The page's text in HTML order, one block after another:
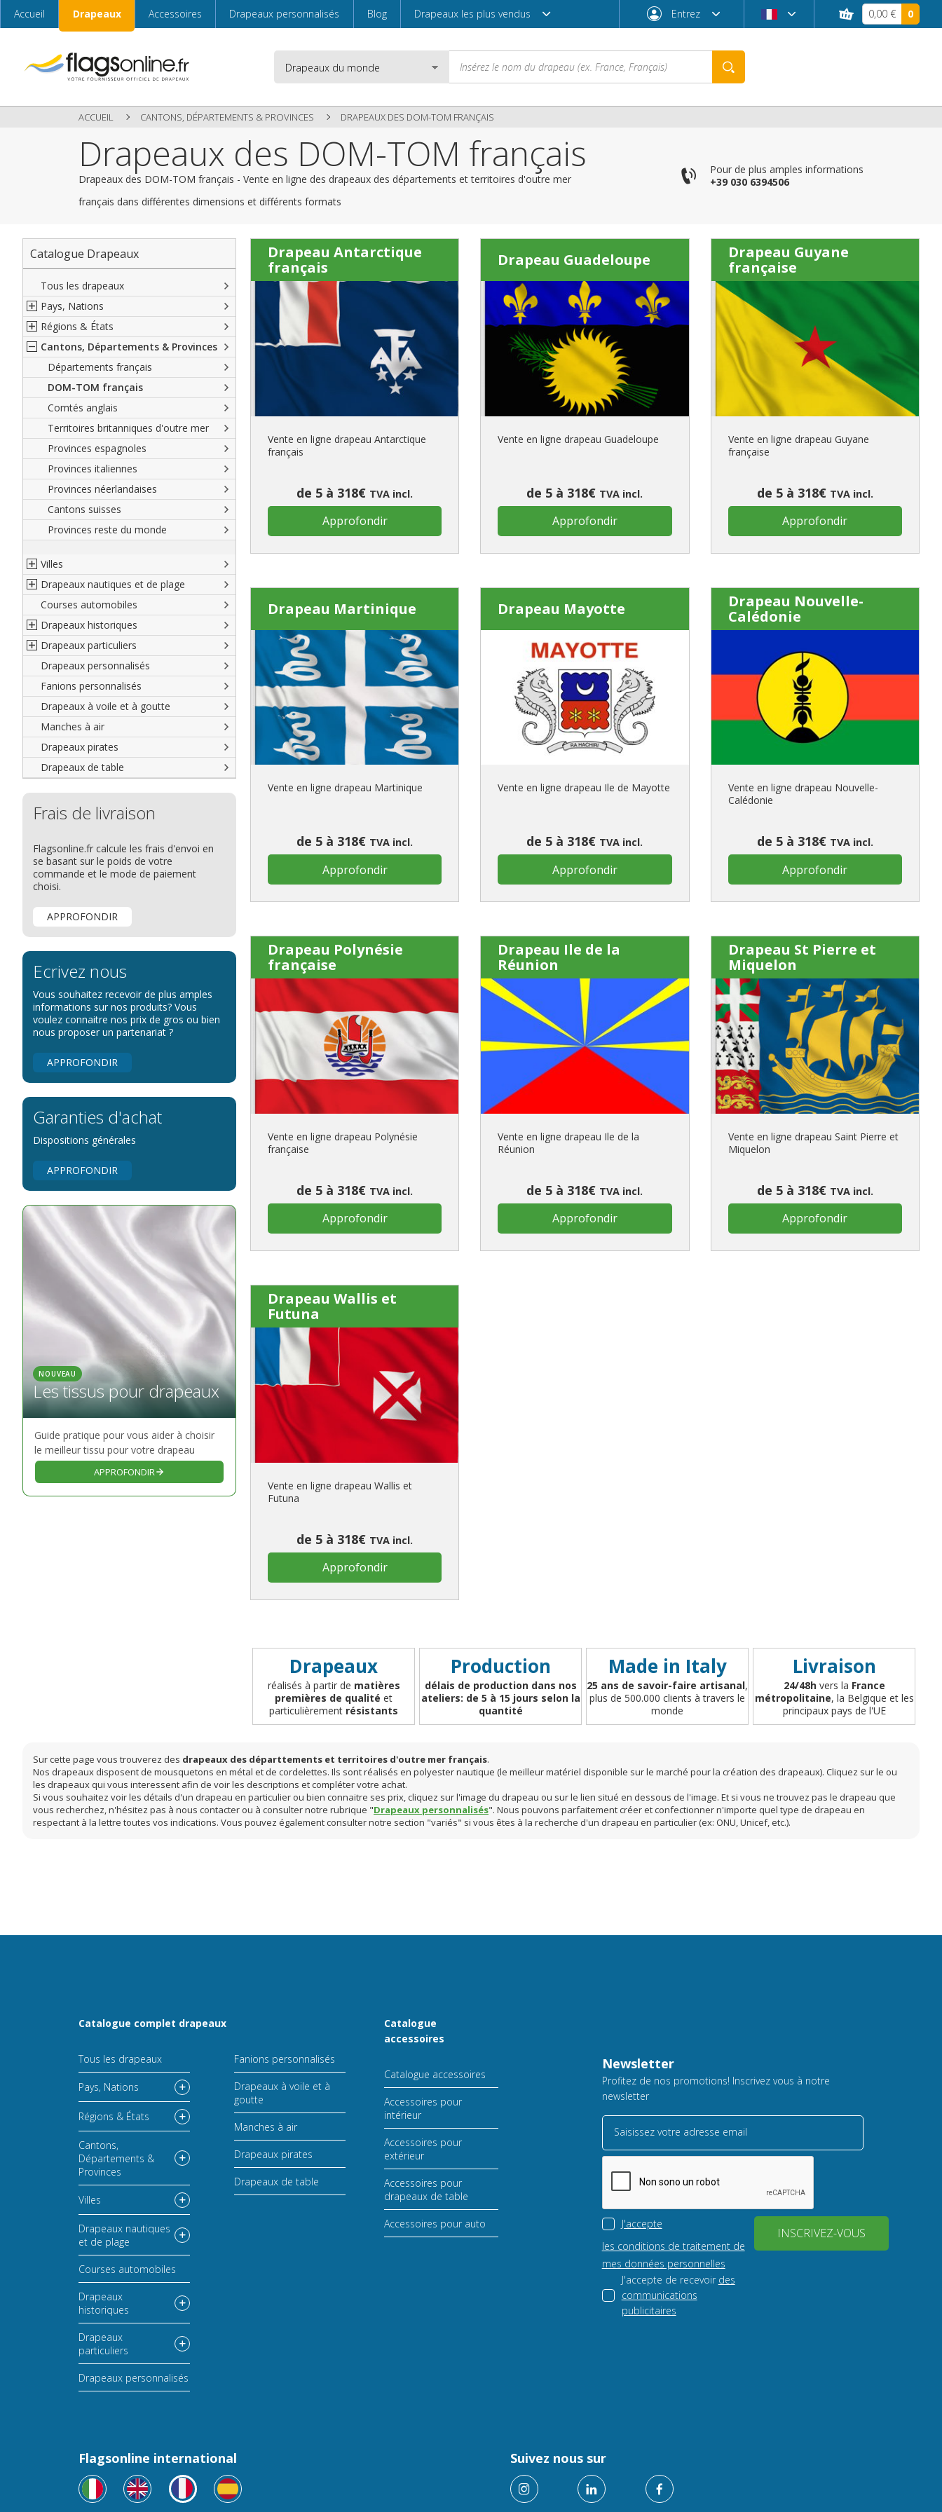
Accueil Drapeaux Accessoires Drapeaux personnalisés Blog Drapeaux les plus vendus Entrez
Email
Entrez Mot de passe oublié ?
Enregistrez vous si il s’agit de
votre première commande
0,00 € 0
ACCUEIL CANTONS, DÉPARTEMENTS & PROVINCES DRAPEAUX DES DOM-TOM FRANÇAIS
Drapeaux des DOM-TOM français
Drapeaux des DOM-TOM français - Vente en ligne des drapeaux des départements et territoires d'outre mer
français dans différentes dimensions et différents formats
Pour de plus amples informations
+39 030 6394506
Catalogue Drapeaux
Tous les drapeaux
Pays, Nations
Amérique du Nord
Amérique du Sud
Europe
Afrique
Asie
Océanie
Régions & États
Régions françaises
Régions allemandes
Régions autrichiennes
Régions espagnoles
Régions italiennes
Territoires canadiens
Etats U.S.A.
Régions reste du monde
Cantons, Départements & Provinces
Départements français
DOM-TOM français
Comtés anglais
Territoires britanniques d'outre mer
Provinces espagnoles
Provinces italiennes
Provinces néerlandaises
Cantons suisses
Provinces reste du monde
Villes
Villes françaises
Villes allemandes
Villes espagnoles
Villes italiennes
Villes reste du monde
Drapeaux nautiques et de plage
Marines marchandes et militaires
Code maritime international
Grand pavois
Drapeaux de plage
Drapeaux de courtoisie
Courses automobiles
Drapeaux historiques
Américains
Britanniques
Français
Italiens
Reste du monde
Drapeaux particuliers
Drapeaux diplomatiques
Drapeaux organisations
internationales
Drapeaux publicitaires
Drapeaux groupes ethniques &
nations non reconnues
Drapeaux personnalisés
Fanions personnalisés
Drapeaux à voile et à goutte
Manches à air
Drapeaux pirates
Drapeaux de table
Frais de livraison
Flagsonline.fr calcule les frais d'envoi en
se basant sur le poids de votre
commande et le mode de paiement
choisi.
APPROFONDIR
Ecrivez nous
Vous souhaitez recevoir de plus amples
informations sur nos produits? Vous
voulez connaitre nos prix de gros ou bien
nous proposer un partenariat ?
APPROFONDIR
Garanties d'achat
Dispositions générales
APPROFONDIR
NOUVEAU
Les tissus pour drapeaux
Guide pratique pour vous aider à choisir
le meilleur tissu pour votre drapeau
APPROFONDIR
Drapeau Antarctique
français
Vente en ligne drapeau Antarctique
français
de 5 à 318€ TVA incl.
Approfondir
Drapeau Guadeloupe
Vente en ligne drapeau Guadeloupe
de 5 à 318€ TVA incl.
Approfondir
Drapeau Guyane
française
Vente en ligne drapeau Guyane
française
de 5 à 318€ TVA incl.
Approfondir
Drapeau Martinique
Vente en ligne drapeau Martinique
de 5 à 318€ TVA incl.
Approfondir
Drapeau Mayotte
Vente en ligne drapeau Ile de Mayotte
de 5 à 318€ TVA incl.
Approfondir
Drapeau Nouvelle-
Calédonie
Vente en ligne drapeau Nouvelle-
Calédonie
de 5 à 318€ TVA incl.
Approfondir
Drapeau Polynésie
française
Vente en ligne drapeau Polynésie
française
de 5 à 318€ TVA incl.
Approfondir
Drapeau Ile de la
Réunion
Vente en ligne drapeau Ile de la
Réunion
de 5 à 318€ TVA incl.
Approfondir
Drapeau St Pierre et
Miquelon
Vente en ligne drapeau Saint Pierre et
Miquelon
de 5 à 318€ TVA incl.
Approfondir
Drapeau Wallis et
Futuna
Vente en ligne drapeau Wallis et
Futuna
de 5 à 318€ TVA incl.
Approfondir
Drapeaux
réalisés à partir de matières
premières de qualité et
particulièrement résistants
Production
délais de production dans nos
ateliers: de 5 à 15 jours selon la
quantité
Made in Italy
25 ans de savoir-faire artisanal,
plus de 500.000 clients à travers le
monde
Livraison
24/48hvers la France
métropolitaine, la Belgique et les
principaux pays de l'UE
Sur cette page vous trouverez des drapeaux des départtements et territoires d'outre mer français.
Nos drapeaux disposent de mousquetons en métal et de cordelettes. Ils sont réalisés en polyester nautique (le meilleur matériel disponible sur le marché pour la création des drapeaux). Cliquez sur le ou
les drapeaux qui vous interessent afin de voir les descriptions et compléter votre achat.
Si vous souhaitez voir les détails d'un drapeau en particulier ou bien connaitre ses prix, cliquez sur l'image du drapeau ou sur le lien situé en dessous de l'image. Et si vous ne trouvez pas le drapeau que
vous recherchez, n'hésitez pas à nous contacter ou à consulter notre rubrique "Drapeaux personnalisés". Nous pouvons parfaitement créer et confectionner n'importe quel type de drapeau en
respectant à la lettre toutes vos indications. Vous pouvez également consulter notre section "variés" si vous êtes à la recherche d'un drapeau en particulier (ex: ONU, Unicef, etc.).
Catalogue complet drapeaux
Tous les drapeaux
Pays, Nations
Régions & États
Cantons,
Départements &
Provinces
Villes
Drapeaux nautiques
et de plage
Courses automobiles
Drapeaux
historiques
Drapeaux
particuliers
Drapeaux personnalisés
Fanions personnalisés
Drapeaux à voile et à
goutte
Manches à air
Drapeaux pirates
Drapeaux de table
Catalogue
accessoires
Catalogue accessoires
Accessoires pour
intérieur
Accessoires pour
extérieur
Accessoires pour
drapeaux de table
Accessoires pour auto
Newsletter
Profitez de nos promotions! Inscrivez vous à notre
newsletter
Saisissez votre adresse email
J'accepte
les conditions de traitement de
mes données personnelles
J'accepte de recevoir des
communications
publicitaires
INSCRIVEZ-VOUS
Flagsonline international Suivez nous sur